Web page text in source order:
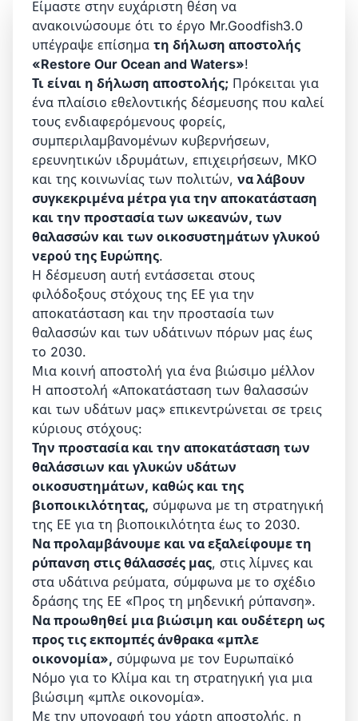
Είμαστε στην ευχάριστη θέση να
ανακοινώσουμε ότι το έργο Mr.Goodfish3.0
υπέγραψε επίσημα τη δήλωση αποστολής
«Restore Our Ocean and Waters»!
Τι είναι η δήλωση αποστολής; Πρόκειται για
ένα πλαίσιο εθελοντικής δέσμευσης που καλεί
τους ενδιαφερόμενους φορείς,
συμπεριλαμβανομένων κυβερνήσεων,
ερευνητικών ιδρυμάτων, επιχειρήσεων, ΜΚΟ
και της κοινωνίας των πολιτών, να λάβουν
συγκεκριμένα μέτρα για την αποκατάσταση
και την προστασία των ωκεανών, των
θαλασσών και των οικοσυστημάτων γλυκού
νερού της Ευρώπης.
Η δέσμευση αυτή εντάσσεται στους
φιλόδοξους στόχους της ΕΕ για την
αποκατάσταση και την προστασία των
θαλασσών και των υδάτινων πόρων μας έως
το 2030.
Μια κοινή αποστολή για ένα βιώσιμο μέλλον
Η αποστολή «Αποκατάσταση των θαλασσών
και των υδάτων μας» επικεντρώνεται σε τρεις
κύριους στόχους:
Την προστασία και την αποκατάσταση των
θαλάσσιων και γλυκών υδάτων
οικοσυστημάτων, καθώς και της
βιοποικιλότητας, σύμφωνα με τη στρατηγική
της ΕΕ για τη βιοποικιλότητα έως το 2030.
Να προλαμβάνουμε και να εξαλείφουμε τη
ρύπανση στις θάλασσές μας, στις λίμνες και
στα υδάτινα ρεύματα, σύμφωνα με το σχέδιο
δράσης της ΕΕ «Προς τη μηδενική ρύπανση».
Να προωθηθεί μια βιώσιμη και ουδέτερη ως
προς τις εκπομπές άνθρακα «μπλε
οικονομία», σύμφωνα με τον Ευρωπαϊκό
Νόμο για το Κλίμα και τη στρατηγική για μια
βιώσιμη «μπλε οικονομία».
Με την υπογραφή του χάρτη αποστολής, η